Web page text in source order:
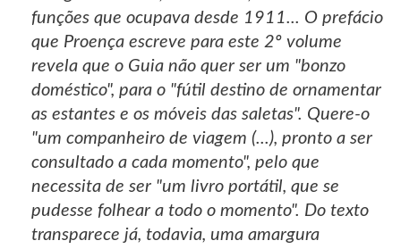
funções que ocupava desde 1911... O prefácio
que Proença escreve para este 2º volume
revela que o Guia não quer ser um "bonzo
doméstico", para o "fútil destino de ornamentar
as estantes e os móveis das saletas". Quere-o
"um companheiro de viagem (...), pronto a ser
consultado a cada momento", pelo que
necessita de ser "um livro portátil, que se
pudesse folhear a todo o momento". Do texto
transparece já, todavia, uma amargura